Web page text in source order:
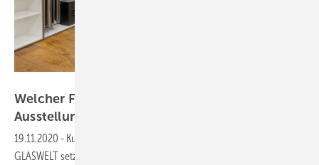
Welcher Fußbodenbelag ist für eine
Ausstellung am
19.11.2020 - Kundengewinnung durch Ausstellungsoptimierung: Die
GLASWELT setzt die neue Serie mit dem Experten Mattia Sola fort.